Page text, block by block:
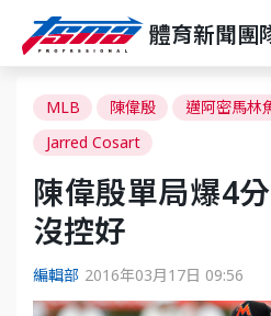
體育新聞團
MLB 陳偉殷
邁阿密馬林
Jarred Cosart
陳偉殷單局爆4
沒控好
編輯部 2016年03月17日 09:56